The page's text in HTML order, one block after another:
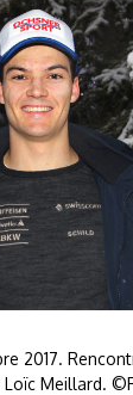
2017.
Loïc Meillard.